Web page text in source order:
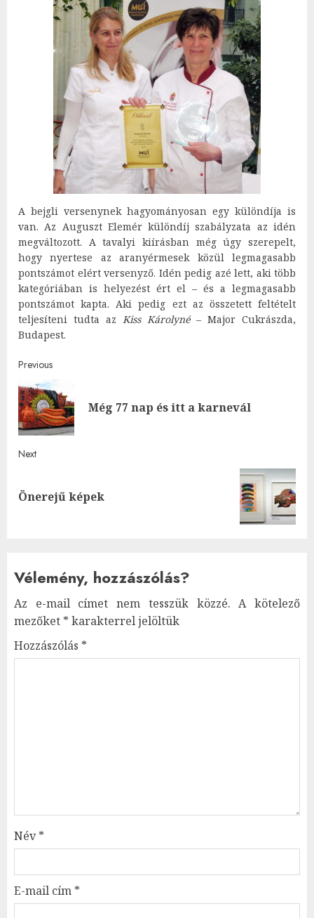
A bejgli versenynek hagyományosan egy különdíja is
van. Az Auguszt Elemér különdíj szabályzata az idén
megváltozott. A tavalyi kiírásban még úgy szerepelt,
hogy nyertese az aranyérmesek közül legmagasabb
pontszámot elért versenyző. Idén pedig azé lett, aki több
kategóriában is helyezést ért el – és a legmagasabb
pontszámot kapta. Aki pedig ezt az összetett feltételt
teljesíteni tudta az Kiss Károlyné – Major Cukrászda,
Budapest.
Post
navigation
Previous
Még 77 nap és itt a karnevál
Next
Next
Önerejű képek
Vélemény, hozzászólás?
Az e-mail címet nem tesszük közzé. A kötelező
mezőket * karakterrel jelöltük
Hozzászólás *
Név*
E-mail cím *